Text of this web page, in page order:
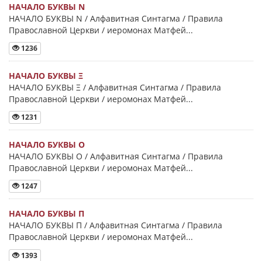
НАЧАЛО БУКВЫ Ν
НАЧАЛО БУКВЫ Ν / Алфавитная Синтагма / Правила
Православной Церкви / иеромонах Матфей...
1236
НАЧАЛО БУКВЫ Ξ
НАЧАЛО БУКВЫ Ξ / Алфавитная Синтагма / Правила
Православной Церкви / иеромонах Матфей...
1231
НАЧАЛО БУКВЫ Ο
НАЧАЛО БУКВЫ Ο / Алфавитная Синтагма / Правила
Православной Церкви / иеромонах Матфей...
1247
НАЧАЛО БУКВЫ Π
НАЧАЛО БУКВЫ Π / Алфавитная Синтагма / Правила
Православной Церкви / иеромонах Матфей...
1393